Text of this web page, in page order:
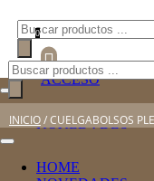
Búsqueda
de
productos

ACCESO
HOME
NOVEDADES
0
Búsqueda
de
productos
INICIO/ CUELGABOLSOS
HOME